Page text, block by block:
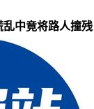
中竟将路人撞残